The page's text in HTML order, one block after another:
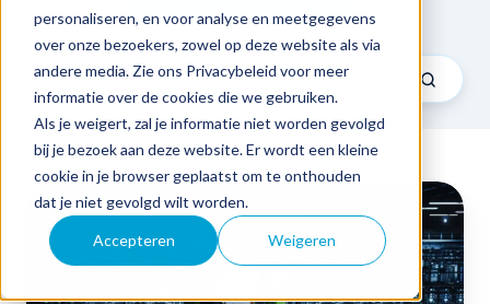
personaliseren, en voor analyse en meetgegevens
over onze bezoekers, zowel op deze website als via
andere media. Zie ons Privacybeleid voor meer
informatie over de cookies die we gebruiken.
Als je weigert, zal je informatie niet worden gevolgd
bij je bezoek aan deze website. Er wordt een kleine
cookie in je browser geplaatst om te onthouden
dat je niet gevolgd wilt worden.
Accepteren Weigeren
Upper-